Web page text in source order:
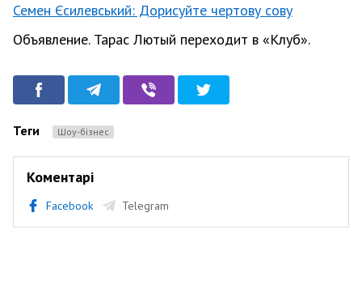
Семен Єсилевський: Дорисуйте чертову сову
Объявление. Тарас Лютый переходит в «Клуб».
Теги Шоу-бізнес
Коментарі
Facebook Telegram